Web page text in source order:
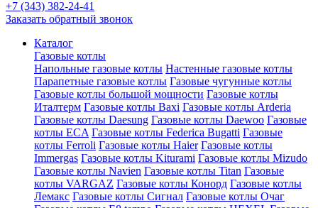
+7 (343) 382-24-41
Заказать обратный звонок
Каталог
Газовые котлы
Напольные газовые котлы Настенные газовые котлы
Парапетные газовые котлы Газовые чугунные котлы
Газовые котлы большой мощности Газовые котлы
Италтерм Газовые котлы Baxi Газовые котлы Arderia
Газовые котлы Daesung Газовые котлы Daewoo Газовые
котлы ECA Газовые котлы Federica Bugatti Газовые
котлы Ferroli Газовые котлы Haier Газовые котлы
Immergas Газовые котлы Kiturami Газовые котлы Mizudo
Газовые котлы Navien Газовые котлы Titan Газовые
котлы VARGAZ Газовые котлы Конорд Газовые котлы
Лемакс Газовые котлы Сигнал Газовые котлы Очаг